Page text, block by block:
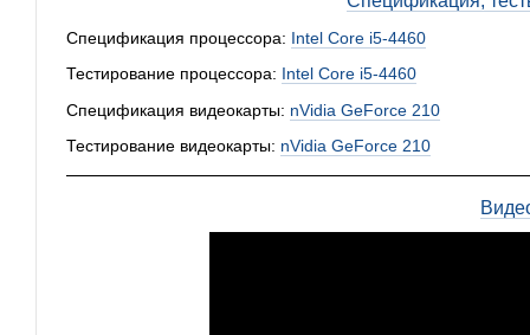
Спецификация процессора: Intel Core i5-4460
Тестирование процессора: Intel Core i5-4460
Спецификация видеокарты: nVidia GeForce 210
Тестирование видеокарты: nVidia GeForce 210